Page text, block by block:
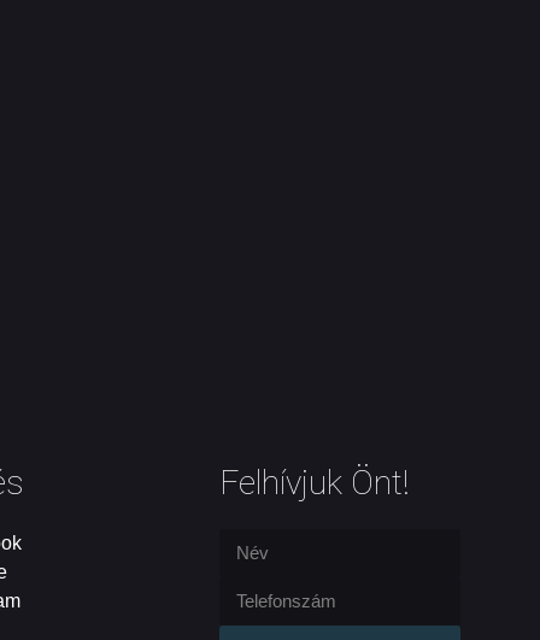
Felhívjuk Önt!